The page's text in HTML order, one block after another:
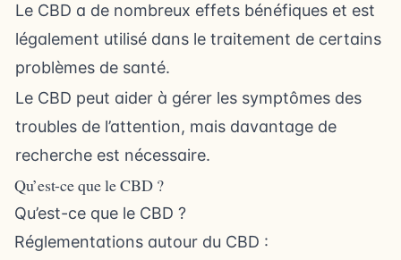
Le CBD a de nombreux effets bénéfiques et est
légalement utilisé dans le traitement de certains
problèmes de santé.
Le CBD peut aider à gérer les symptômes des
troubles de l’attention, mais davantage de
recherche est nécessaire.
Qu’est-ce que le CBD ?
Qu’est-ce que le CBD ?
Réglementations autour du CBD :